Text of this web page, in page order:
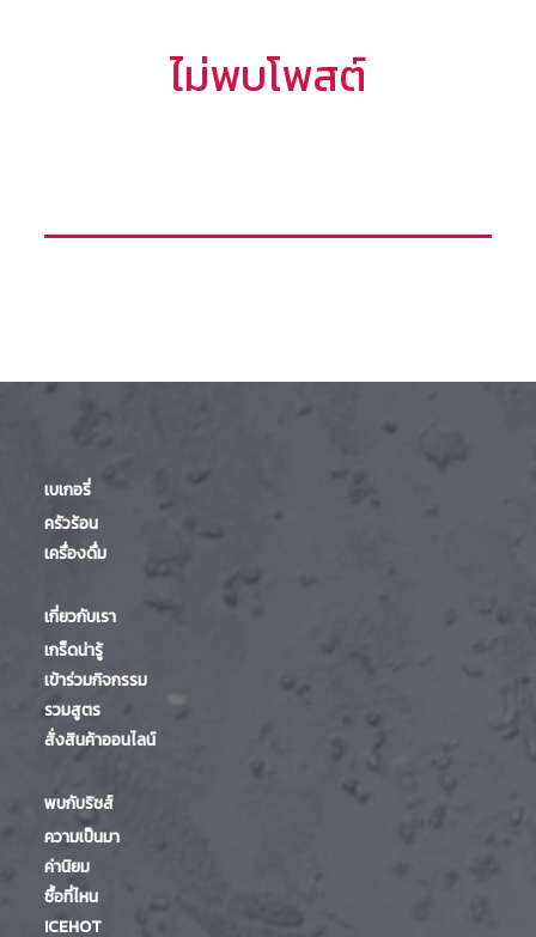
ไม่พบโพสต์
เบเกอรี่
ครัวร้อน
เครื่องดื่ม
เกี่ยวกับเรา
เกร็ดน่ารู้
เข้าร่วมกิจกรรม
รวมสูตร
สั่งสินค้าออนไลน์
พบกับริชส์
ความเป็นมา
ค่านิยม
ซื้อที่ไหน
ICEHOT